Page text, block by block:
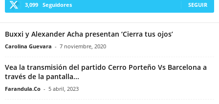
3,099 Seguidores SEGUIR
Buxxi y Alexander Acha presentan ‘Cierra tus ojos’
Carolina Guevara - 7 noviembre, 2020
Vea la transmisión del partido Cerro Porteño Vs Barcelona a
través de la pantalla...
Farandula.Co - 5 abril, 2023